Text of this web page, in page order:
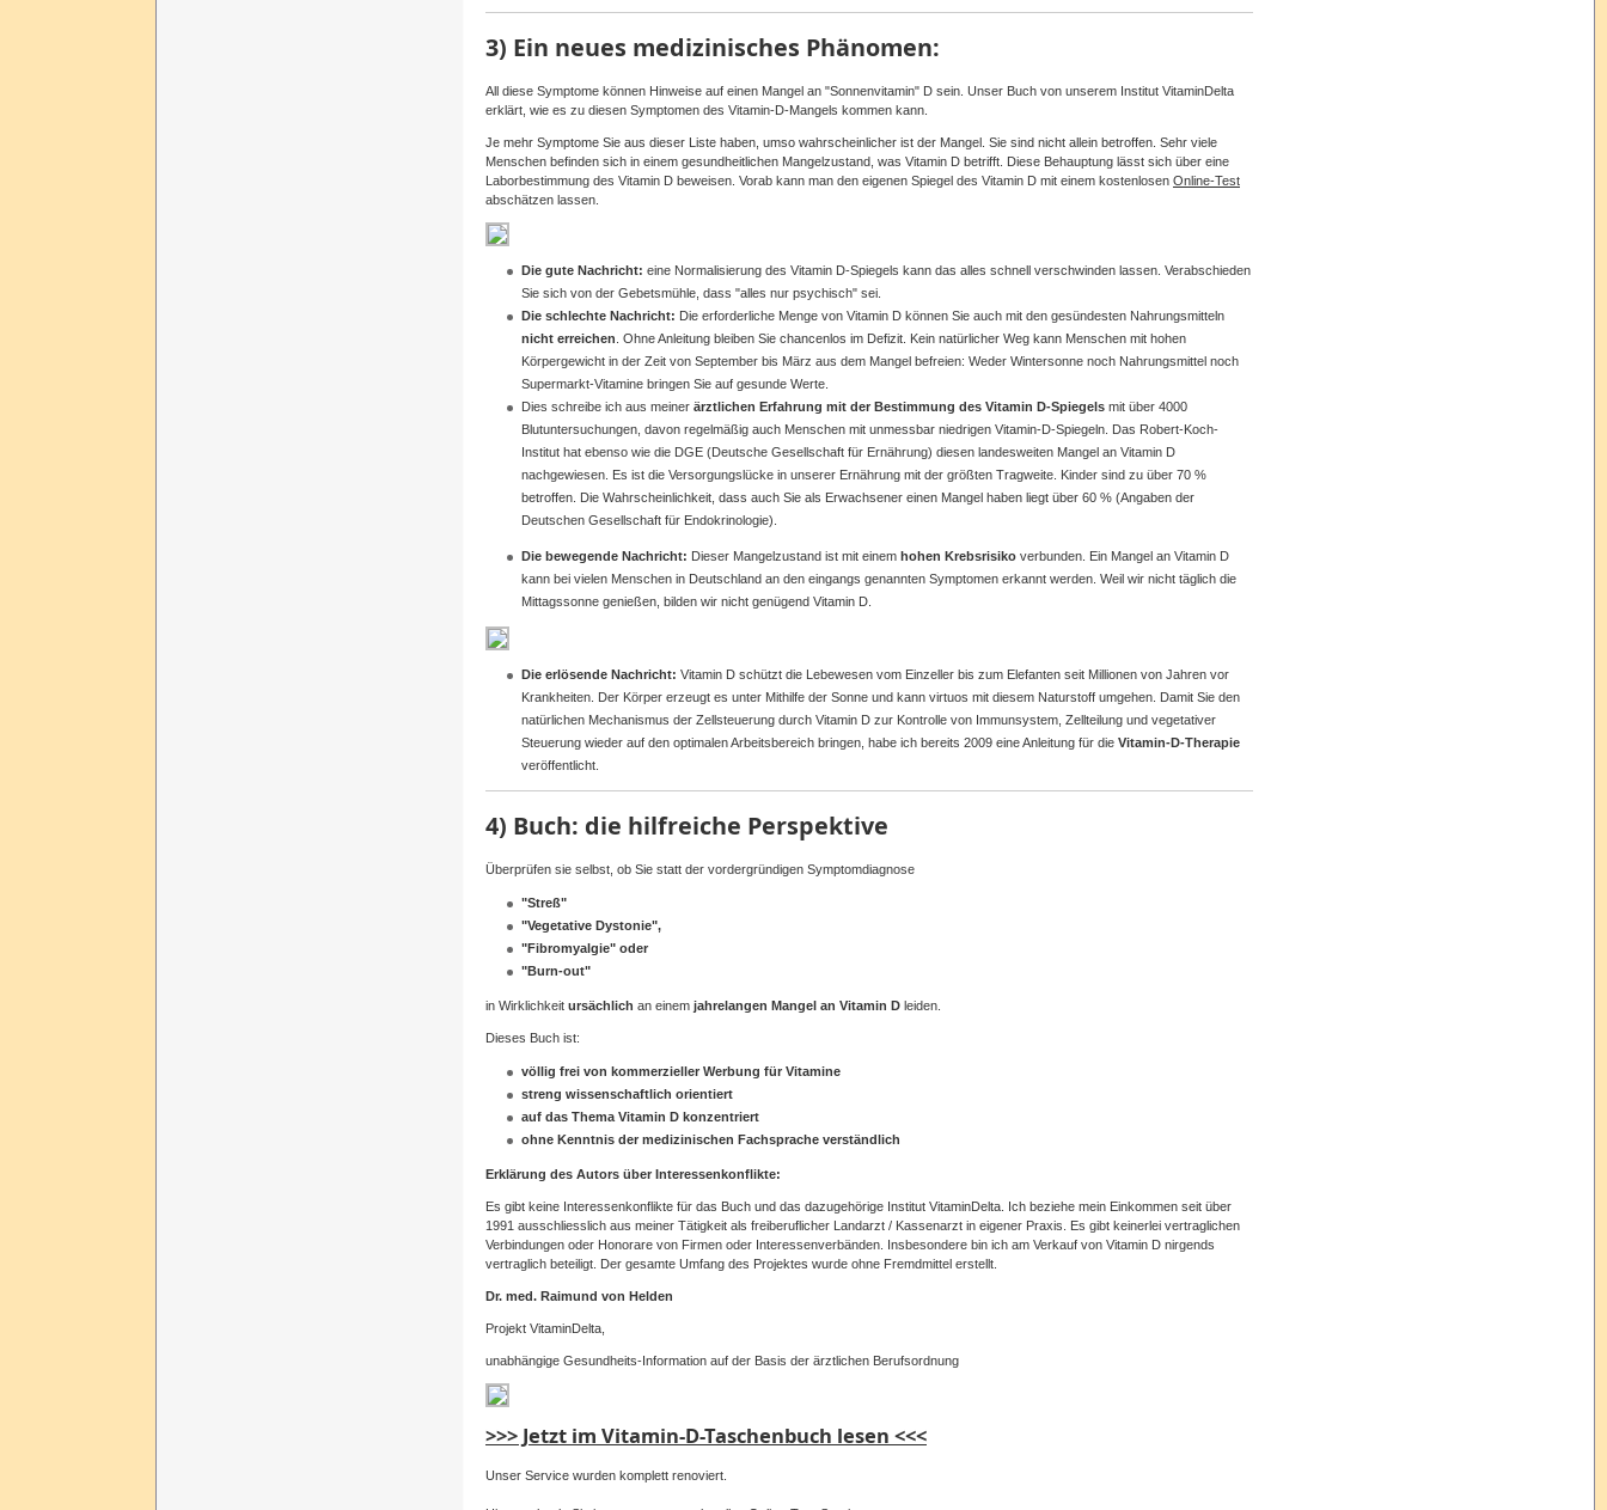
3) Ein neues medizinisches Phänomen:
All diese Symptome können Hinweise auf einen Mangel an "Sonnenvitamin" D sein Unser Buch von unserem Institut VitaminDelta
erklärt wie es zu diesen Symptomen des Vitamin-D-Mangels kommen kann
Je mehr Symptome Sie aus dieser Liste haben umso wahrscheinlicher ist der Mangel Sie sind nicht allein betroffen Sehr viele
Menschen befinden sich in einem gesundheitlichen Mangelzustand , was Vitamin D betrifft Diese Behauptung lässt sich über eine
Laborbestimmung des Vitamin D beweisen Vorab kann man den eigenen Spiegel des Vitamin D mit einem kostenlosen Online-Test
abschätzen lassen
Die gute Nachricht: eine Normalisierung des Vitamin D-Spiegels kann das alles schnell verschwinden lassen Verabschieden
Sie sich von der Gebetsmühle dass "alles nur psychisch" sei
Die schlechte Nachricht: Die erforderliche Menge von Vitamin D können Sie auch mit den gesündesten Nahrungsmitteln
nicht erreichen OhneAnleitung bleiben Sie chancenlos im Defizit Kein natürlicher Weg kann Menschen mit hohen
Körpergewicht in der Zeit von September bis März aus dem Mangel befreien: Weder Wintersonne noch Nahrungsmittel noch
Supermarkt-Vitamine bringen Sie auf gesunde Werte
Dies schreibe ich aus meiner ärztlichen Erfahrung mit der Bestimmung des Vitamin D-Spiegels mit über 4000
Blutuntersuchungen davon regelmäßig auch Menschen mit unmessbar niedrigen Vitamin-D-Spiegeln . Das Robert-Koch-
Institut hat ebenso wie die DGE (Deutsche Gesellschaft für Ernährung) diesen landesweiten Mangel an Vitamin D
nachgewiesen Es ist die Versorgungslücke in unserer Ernährung mit der größten Tragweite . Kinder sind zu über 70 %
betroffen . Die Wahrscheinlichkeit dass auch Sie als Erwachsener einen Mangel haben liegt über 60 % (Angaben der
Deutschen Gesellschaft für Endokrinologie).
Die bewegende Nachricht: Dieser Mangelzustand ist mit einem hohen Krebsrisiko verbunden Ein Mangel an Vitamin D
kann bei vielen Menschen in Deutschland an den eingangs genannten Symptomen erkannt werden . Weil wir nicht täglich die
Mittagssonne genießen bilden wir nicht genügend Vitamin D.
Die erlösende Nachricht: Vitamin D schützt die Lebewesen vom Einzeller bis zum Elefanten seit Millionen von Jahren vor
Krankheiten Der Körper erzeugt es unter Mithilfe der Sonne und kann virtuos mit diesem Naturstoff umgehen Damit Sie den
natürlichen Mechanismus der Zellsteuerung durch Vitamin D zur Kontrolle von Immunsystem Zellteilung und vegetativer
Steuerung wieder auf den optimalenArbeitsbereich bringen habe ich bereits 2009 eineAnleitung für die Vitamin-D-Therapie
veröffentlicht
4) Buch: die hilfreiche Perspektive
Überprüfen sie selbst ob Sie statt der vordergründigen Symptomdiagnose
"Streß"
"Vegetative Dystonie",
"Fibromyalgie" oder
"Burn-out"
in Wirklichkeit ursächlich an einem jahrelangen Mangel an Vitamin D leiden
Dieses Buch ist:
völlig frei von kommerzieller Werbung für Vitamine
streng wissenschaftlich orientiert
auf das Thema Vitamin D konzentriert
ohne Kenntnis der medizinischen Fachsprache verständlich
Erklärung des Autors über Interessenkonflikte:
Es gibt keine Interessenkonflikte für das Buch und das dazugehörige Institut VitaminDelta Ich beziehe mein Einkommen seit über
1991 ausschliesslich aus meiner Tätigkeit als freiberuflicher Landarzt / Kassenarzt in eigener Praxis. Es gibt keinerlei vertraglichen
Verbindungen oder Honorare von Firmen oder Interessenverbänden Insbesondere bin ich am Verkauf von Vitamin D nirgends
vertraglich beteiligt Der gesamte Umfang des Projektes wurde ohne Fremdmittel erstellt
Dr. med. Raimund von Helden
Projekt VitaminDelta
unabhängige Gesundheits-Information auf der Basis der ärztlichen Berufsordnung
>>> Jetzt im Vitamin-D-Taschenbuch lesen <<<
Unser Service wurden komplett renoviert.